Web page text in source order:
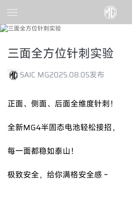
三面全方位针刺实验
SAIC MG2025.08.05发布
正面、侧面、后面全维度针刺！
全新MG4半固态电池轻松接招，
每一面都稳如泰山！
极致安全，给你满格安全感～